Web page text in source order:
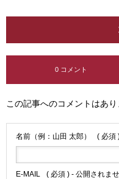
0 コメント
この記事へのコメントはあり
名前（例：山田 太郎） ( 必須
E-MAIL ( 必須 ) - 公開されま